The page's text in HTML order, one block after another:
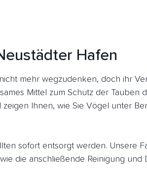
Hafen
mehr wegzudenken, doch ihr
Mittel zum Schutz der Tauben
Ihnen, wie Sie Vögel unter
sofort entsorgt werden. Unsere
die anschließende Reinigung und